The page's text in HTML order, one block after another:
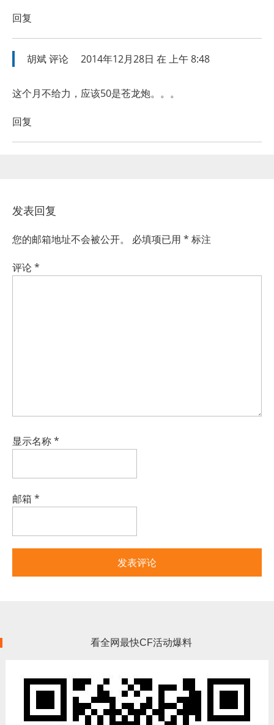
回复
胡斌评论 2014年12月28日 在 上午 8:48
这个月不给力，应该50是苍龙炮。。。
回复
发表回复
您的邮箱地址不会被公开。 必填项已用 * 标注
评论*
显示名称*
邮箱 *
看全网最快CF活动爆料